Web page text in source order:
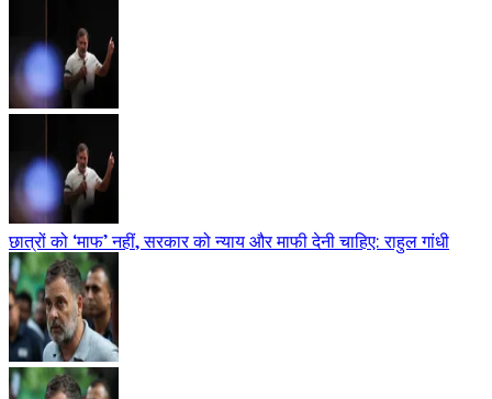
छात्रों को ‘माफ’ नहीं, सरकार को न्याय और माफी देनी चाहिए: राहुल गांधी